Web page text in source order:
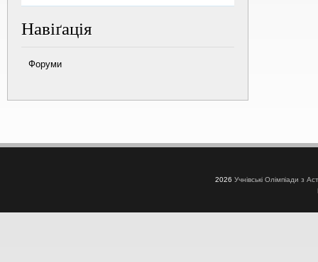
Навіґація
Форуми
2026 Учнівські Олімпіади з